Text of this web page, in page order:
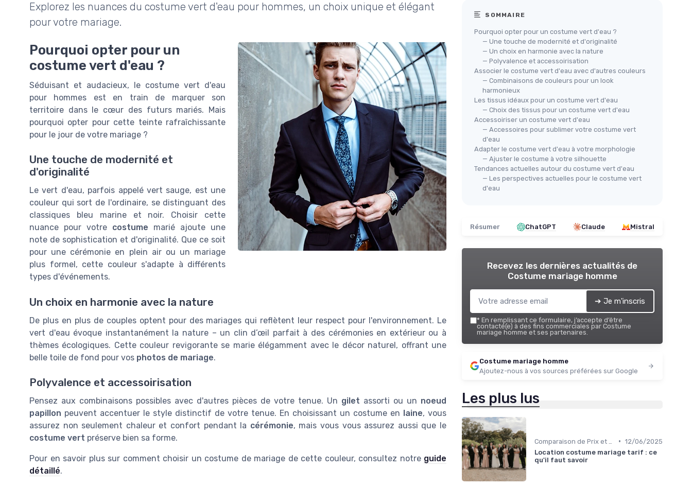
Explorez les nuances du costume vert d'eau pour hommes, un choix unique et élégant
pour votre mariage.
Pourquoi opter pour un
costume vert d'eau ?
Séduisant et audacieux, le costume vert d'eau
pour hommes est en train de marquer son
territoire dans le cœur des futurs mariés. Mais
pourquoi opter pour cette teinte rafraîchissante
pour le jour de votre mariage ?
Une touche de modernité et
d'originalité
Le vert d'eau, parfois appelé vert sauge, est une
couleur qui sort de l'ordinaire, se distinguant des
classiques bleu marine et noir. Choisir cette
nuance pour votre costume marié ajoute une
note de sophistication et d'originalité. Que ce soit
pour une cérémonie en plein air ou un mariage
plus formel, cette couleur s'adapte à différents
types d'événements.
Un choix en harmonie avec la nature
De plus en plus de couples optent pour des mariages qui reflètent leur respect pour l'environnement. Le
vert d'eau évoque instantanément la nature – un clin d’œil parfait à des cérémonies en extérieur ou à
thèmes écologiques. Cette couleur revigorante se marie élégamment avec le décor naturel, offrant une
belle toile de fond pour vos photos de mariage.
Polyvalence et accessoirisation
Pensez aux combinaisons possibles avec d'autres pièces de votre tenue. Un gilet assorti ou un noeud
papillon peuvent accentuer le style distinctif de votre tenue. En choisissant un costume en laine, vous
assurez non seulement chaleur et confort pendant la cérémonie, mais vous vous assurez aussi que le
costume vert préserve bien sa forme.
Pour en savoir plus sur comment choisir un costume de mariage de cette couleur, consultez notre guide
détaillé.
SOMMAIRE
Pourquoi opter pour un costume vert d'eau ?
— Une touche de modernité et d'originalité
— Un choix en harmonie avec la nature
— Polyvalence et accessoirisation
Associer le costume vert d'eau avec d'autres couleurs
— Combinaisons de couleurs pour un look
harmonieux
Les tissus idéaux pour un costume vert d'eau
— Choix des tissus pour un costume vert d'eau
Accessoiriser un costume vert d'eau
— Accessoires pour sublimer votre costume vert
d'eau
Adapter le costume vert d'eau à votre morphologie
— Ajuster le costume à votre silhouette
Tendances actuelles autour du costume vert d'eau
— Les perspectives actuelles pour le costume vert
d'eau
Résumer ChatGPT Claude Mistral
Recevez les dernières actualités de
Costume mariage homme
➔ Je m'inscris
* En remplissant ce formulaire, j’accepte d’être
contacté(e) à des fins commerciales par Costume
mariage homme et ses partenaires.
Costume mariage homme
Ajoutez-nous à vos sources préférées sur Google
Les plus lus
• 12/06/2025
Location costume mariage tarif : ce
qu'il faut savoir